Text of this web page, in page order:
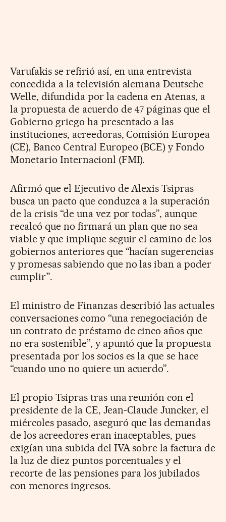
Varufakis se refirió así, en una entrevista
concedida a la televisión alemana Deutsche
Welle, difundida por la cadena en Atenas, a
la propuesta de acuerdo de 47 páginas que el
Gobierno griego ha presentado a las
instituciones, acreedoras, Comisión Europea
(CE), Banco Central Europeo (BCE) y Fondo
Monetario Internacionl (FMI).
Afirmó que el Ejecutivo de Alexis Tsipras
busca un pacto que conduzca a la superación
de la crisis “de una vez por todas”, aunque
recalcó que no firmará un plan que no sea
viable y que implique seguir el camino de los
gobiernos anteriores que “hacían sugerencias
y promesas sabiendo que no las iban a poder
cumplir”.
El ministro de Finanzas describió las actuales
conversaciones como “una renegociación de
un contrato de préstamo de cinco años que
no era sostenible”, y apuntó que la propuesta
presentada por los socios es la que se hace
“cuando uno no quiere un acuerdo”.
El propio Tsipras tras una reunión con el
presidente de la CE, Jean-Claude Juncker, el
miércoles pasado, aseguró que las demandas
de los acreedores eran inaceptables, pues
exigían una subida del IVA sobre la factura de
la luz de diez puntos porcentuales y el
recorte de las pensiones para los jubilados
con menores ingresos.